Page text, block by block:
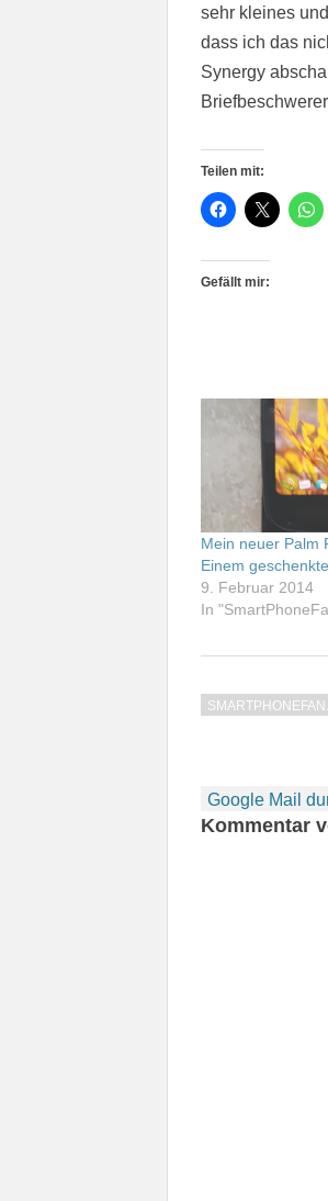
sehr kleines
dass ich das
Synergy
Teilen mit:
Gefällt mir:
Mein neuer Palm
Einem
9. Februar 2014
In
Google Mail
Kommentar